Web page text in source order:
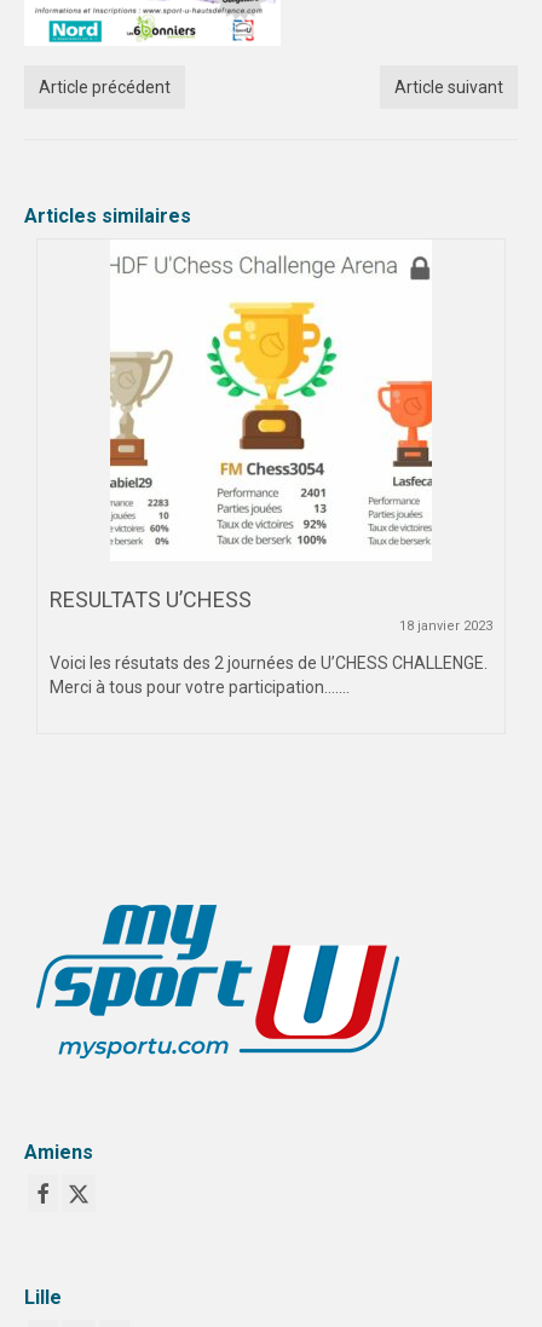
Article précédent Article suivant
Articles similaires
RESULTATS U’CHESS
18 janvier 2023
Voici les résutats des 2 journées de U’CHESS CHALLENGE.
Merci à tous pour votre participation…....
Amiens
Lille